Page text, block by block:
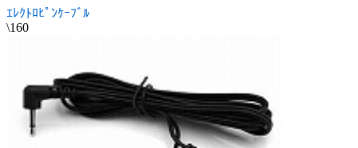
ｴﾚｸﾄﾛﾋﾟﾝｹｰﾌﾞﾙ
\160